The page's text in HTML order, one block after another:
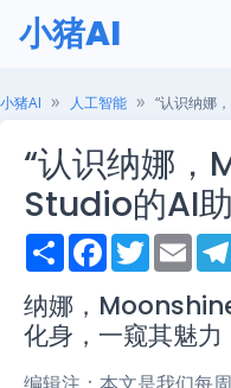
小猪AI
小猪AI 人工智能 “认识纳娜
“认识纳娜
Studio的AI
S
h
r
e
F
a
e
b
o
k
T
w
t
t
e
r
E
m
i
纳娜，
化身，一窥其魅力